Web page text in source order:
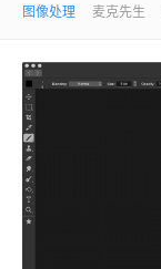
图像处理 麦克先生